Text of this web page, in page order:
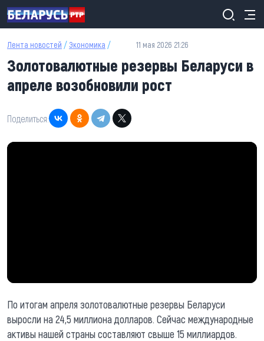
Перейти к основному содержанию
Лента новостей / Экономика / 11 мая 2026 21:26
Золотовалютные резервы Беларуси в
апреле возобновили рост
Поделиться:
По итогам апреля золотовалютные резервы Беларуси
выросли на 24,5 миллиона долларов. Сейчас международные
активы нашей страны составляют свыше 15 миллиардов.